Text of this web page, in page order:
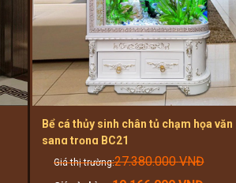
Bể cá thủy sinh chân tủ chạm họa văn
sang trọng BC21
27.380.000VNĐOriginal